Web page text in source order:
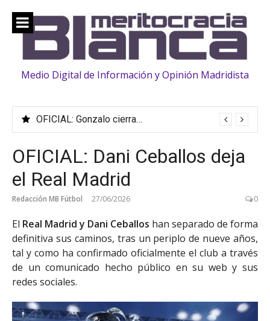
contenido
Medio Digital de Información y Opinión Madridista
OFICIAL: Gonzalo cierra su traspaso al Fulham
OFICIAL: Dani Ceballos deja
el Real Madrid
Redacción MB Fútbol 27/06/2026 0
El Real Madrid y Dani Ceballos han separado de forma
definitiva sus caminos, tras un periplo de nueve años,
tal y como ha confirmado oficialmente el club a través
de un comunicado hecho público en su web y sus
redes sociales.